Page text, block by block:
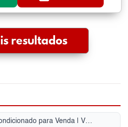
Apartamento com ar condicionado para Venda | Vila Regente Feijó